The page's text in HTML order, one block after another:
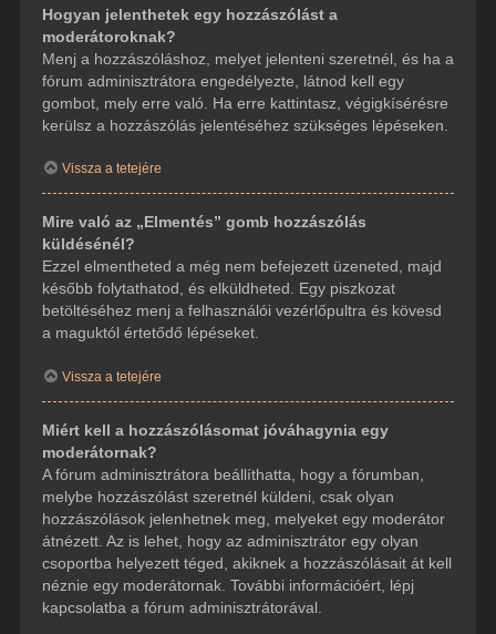
Hogyan jelenthetek egy hozzászólást a
moderátoroknak?
Menj a hozzászóláshoz, melyet jelenteni szeretnél, és ha a
fórum adminisztrátora engedélyezte, látnod kell egy
gombot, mely erre való. Ha erre kattintasz, végigkísérésre
kerülsz a hozzászólás jelentéséhez szükséges lépéseken.
Vissza a tetejére
Mire való az „Elmentés” gomb hozzászólás
küldésénél?
Ezzel elmentheted a még nem befejezett üzeneted, majd
később folytathatod, és elküldheted. Egy piszkozat
betöltéséhez menj a felhasználói vezérlőpultra és kövesd
a maguktól értetődő lépéseket.
Vissza a tetejére
Miért kell a hozzászólásomat jóváhagynia egy
moderátornak?
A fórum adminisztrátora beállíthatta, hogy a fórumban,
melybe hozzászólást szeretnél küldeni, csak olyan
hozzászólások jelenhetnek meg, melyeket egy moderátor
átnézett. Az is lehet, hogy az adminisztrátor egy olyan
csoportba helyezett téged, akiknek a hozzászólásait át kell
néznie egy moderátornak. További információért, lépj
kapcsolatba a fórum adminisztrátorával.